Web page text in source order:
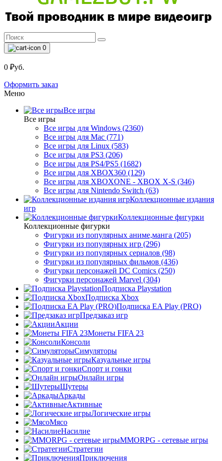
0
0 ₽уб.
Оформить заказ
Меню
Все игры
Все игры
Все игры для Windows (2360)
Все игры для Mac (771)
Все игры для Linux (583)
Все игры для PS3 (206)
Все игры для PS4/PS5 (1682)
Все игры для XBOX360 (129)
Все игры для XBOXONE - XBOX X-S (346)
Все игры для Nintendo Switch (63)
Коллекционные издания
игр
Коллекционные фигурки
Коллекционные фигурки
Фигурки из популярных аниме,манга (205)
Фигурки из популярных игр (296)
Фигурки из популярных сериалов (98)
Фигурки из популярных фильмов (436)
Фигурки персонажей DC Comics (250)
Фигурки персонажей Marvel (304)
Подписка Playstation
Подписка Xbox
Подписка EA Play (PRO)
Предзаказ игр
Акции
Монеты FIFA 23
Консоли
Симуляторы
Казуальные игры
Спорт и гонки
Онлайн игры
Шутеры
Аркады
Активные
Логические игры
Мясо
Насилие
MMORPG - сетевые игры
Стратегии
Приключения